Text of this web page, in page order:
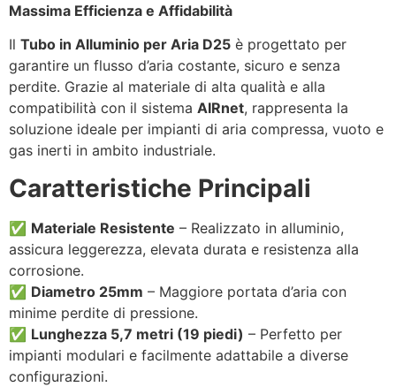
Massima Efficienza e Affidabilità
Il Tubo in Alluminio per Aria D25 è progettato per
garantire un flusso d’aria costante, sicuro e senza
perdite. Grazie al materiale di alta qualità e alla
compatibilità con il sistema AIRnet, rappresenta la
soluzione ideale per impianti di aria compressa, vuoto e
gas inerti in ambito industriale.
Caratteristiche Principali
✅ Materiale Resistente – Realizzato in alluminio,
assicura leggerezza, elevata durata e resistenza alla
corrosione.
✅ Diametro 25mm – Maggiore portata d’aria con
minime perdite di pressione.
✅ Lunghezza 5,7 metri (19 piedi) – Perfetto per
impianti modulari e facilmente adattabile a diverse
configurazioni.